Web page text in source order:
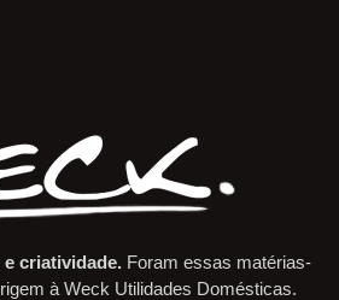
criatividade. Foram essas matérias-
à Weck Utilidades Domésticas.